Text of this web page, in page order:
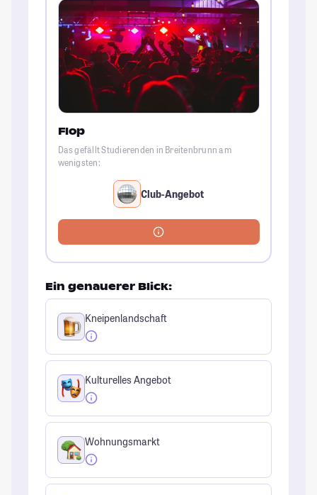
Flop
Das gefällt Studierenden in Breitenbrunn am
wenigsten:
Club-Angebot
Ein genauerer Blick:
Kneipenlandschaft
Kulturelles Angebot
Wohnungsmarkt